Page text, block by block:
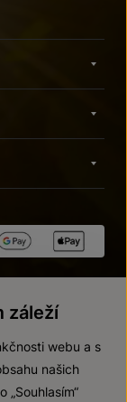
záleží
webu a s
našich